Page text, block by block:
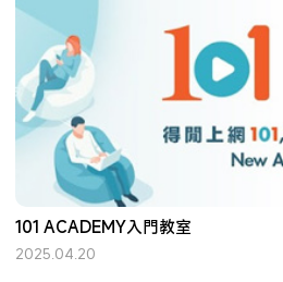
101 ACADEMY入門教室
2025.04.20